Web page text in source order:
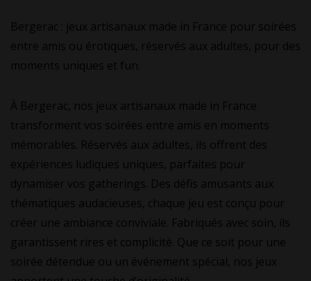
Bergerac : jeux artisanaux made in France pour soirées
entre amis ou érotiques, réservés aux adultes, pour des
moments uniques et fun.
À Bergerac, nos jeux artisanaux made in France
transforment vos soirées entre amis en moments
mémorables. Réservés aux adultes, ils offrent des
expériences ludiques uniques, parfaites pour
dynamiser vos gatherings. Des défis amusants aux
thématiques audacieuses, chaque jeu est conçu pour
créer une ambiance conviviale. Fabriqués avec soin, ils
garantissent rires et complicité. Que ce soit pour une
soirée détendue ou un événement spécial, nos jeux